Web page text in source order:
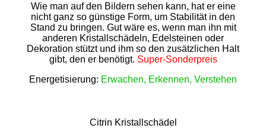
Wie man auf den Bildern sehen kann, hat er eine
nicht ganz so günstige Form, um Stabilität in den
Stand zu bringen. Gut wäre es, wenn man ihn mit
anderen Kristallschädeln, Edelsteinen oder
Dekoration stützt und ihm so den zusätzlichen Halt
gibt, den er benötigt. Super-Sonderpreis
Energetisierung: Erwachen, Erkennen, Verstehen
Citrin Kristallschädel